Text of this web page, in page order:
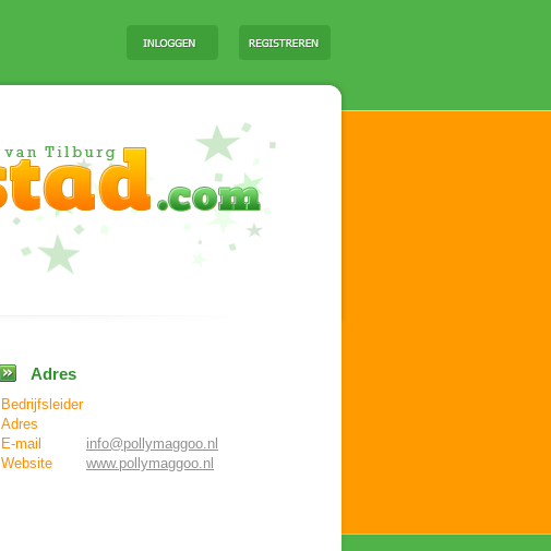
Adres
Bedrijfsleider
Adres
E-mail
info@pollymaggoo.nl
Website
www.pollymaggoo.nl